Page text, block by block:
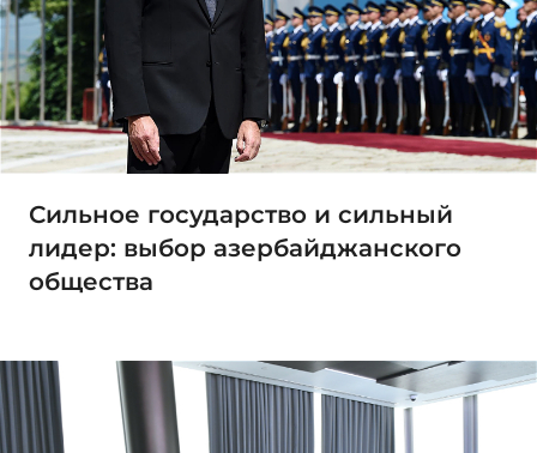
Сильное государство и сильный
лидер: выбор азербайджанского
общества